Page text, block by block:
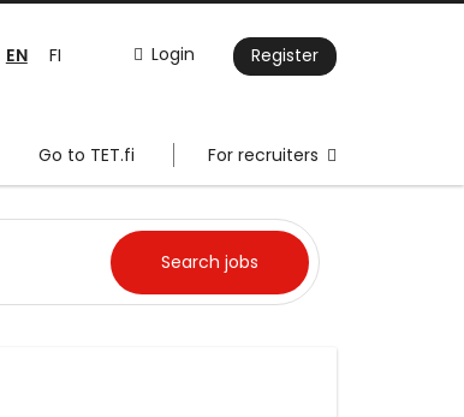
Login Register
EN FI
Go to TET.fi For recruiters